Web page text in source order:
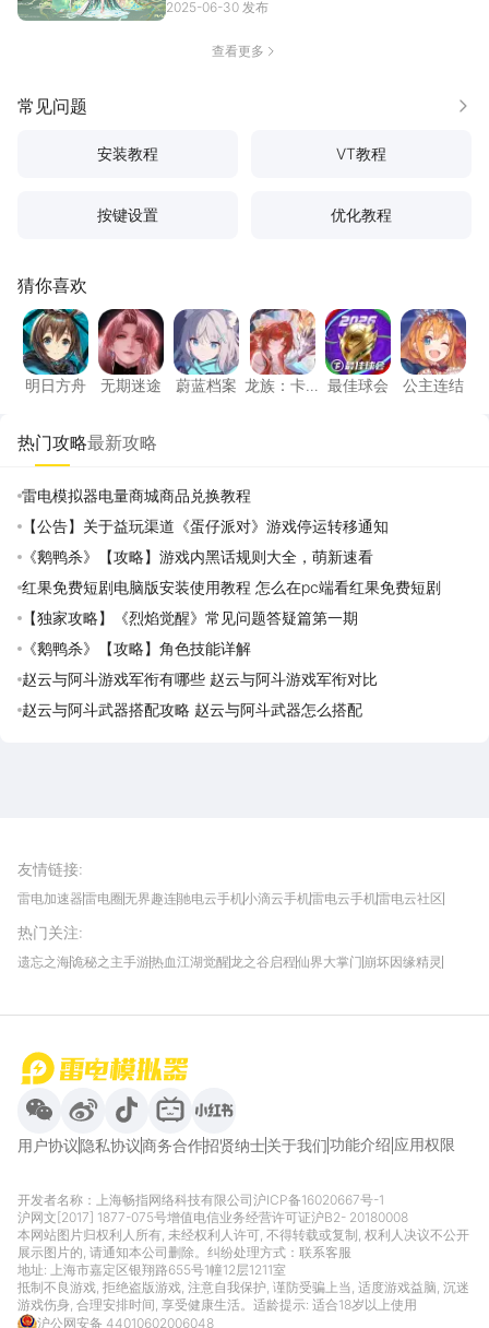
2025-06-30 发布
查看更多
常见问题 更多
安装教程 VT教程
按键设置 优化教程
猜你喜欢
明日方舟
明日方舟
无期迷途
无期迷途
蔚蓝档案
蔚蓝档案
龙族：卡塞尔之门
龙族：卡
最佳球会
最佳球会
公主连
公主连结
热门攻略最新攻略
雷电模拟器电量商城商品兑换教程
【公告】关于益玩渠道《蛋仔派对》游戏停运转移通知
《鹅鸭杀》【攻略】游戏内黑话规则大全，萌新速看
红果免费短剧电脑版安装使用教程 怎么在pc端看红果免费短剧
【独家攻略】《烈焰觉醒》常见问题答疑篇第一期
《鹅鸭杀》【攻略】角色技能详解
赵云与阿斗游戏军衔有哪些 赵云与阿斗游戏军衔对比
赵云与阿斗武器搭配攻略 赵云与阿斗武器怎么搭配
友情链接:
雷电加速器雷电圈无界趣连驰电云手机小滴云手机雷电云手机雷电云社区
我爱vr网华军软件园
热门关注:
遗忘之海诡秘之主手游热血江湖觉醒龙之谷启程仙界大掌门 崩坏因缘精灵
用户协议隐私协议商务合作招贤纳士关于我们功能介绍 应用权限
开发者名称：上海畅指网络科技有限公司沪ICP备16020667号-1
沪网文[2017] 1877-075号增值电信业务经营许可证沪B2- 20180008
本网站图片归权利人所有, 未经权利人许可, 不得转载或复制, 权利人决议不公开
展示图片的, 请通知本公司删除。纠纷处理方式： 联系客服
地址: 上海市嘉定区银翔路655号1幢12层1211室
抵制不良游戏, 拒绝盗版游戏, 注意自我保护, 谨防受骗上当, 适度游戏益脑, 沉迷
游戏伤身, 合理安排时间, 享受健康生活。适龄提示: 适合18岁以上使用
沪公网安备 44010602006048
首页
微信
微博 抖音 哔哩哔哩